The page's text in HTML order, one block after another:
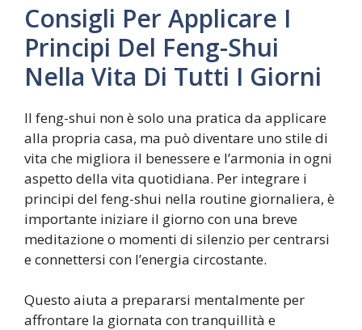
Consigli Per Applicare I
Principi Del Feng-Shui
Nella Vita Di Tutti I Giorni
Il feng-shui non è solo una pratica da applicare
alla propria casa, ma può diventare uno stile di
vita che migliora il benessere e l’armonia in ogni
aspetto della vita quotidiana. Per integrare i
principi del feng-shui nella routine giornaliera, è
importante iniziare il giorno con una breve
meditazione o momenti di silenzio per centrarsi
e connettersi con l’energia circostante.
Questo aiuta a prepararsi mentalmente per
affrontare la giornata con tranquillità e